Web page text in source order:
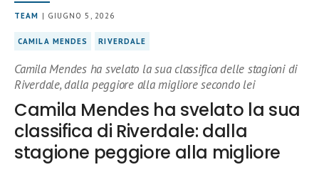
TEAM | GIUGNO 5, 2026
CAMILA MENDES RIVERDALE
Camila Mendes ha svelato la sua classifica delle stagioni di
Riverdale, dalla peggiore alla migliore secondo lei
Camila Mendes ha svelato la sua
classifica di Riverdale: dalla
stagione peggiore alla migliore